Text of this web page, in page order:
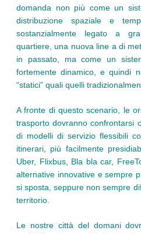
domanda non più come un
distribuzione spaziale e
sostanzialmente legato a
quartiere, una nuova line a di
in passato, ma come un
fortemente dinamico, e quindi
“statici” quali quelli
A fronte di questo scenario, le
trasporto dovranno confrontarsi
di modelli di servizio flessibili
itinerari, più facilmente
Uber, Flixbus, Bla bla car,
alternative innovative e sempre
si sposta, seppure non sempre
territorio.
Le nostre città del domani